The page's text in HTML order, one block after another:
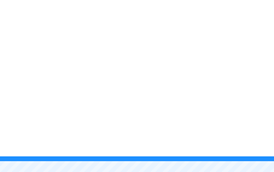
ことが大切。